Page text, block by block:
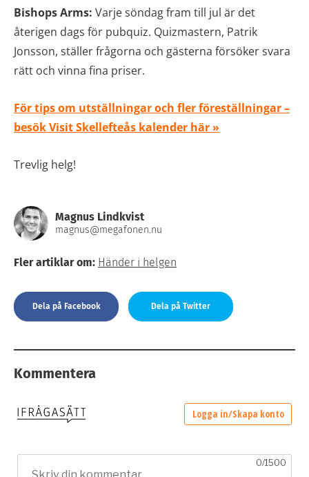
Bishops Arms: Varje söndag fram till jul är det
återigen dags för pubquiz. Quizmastern, Patrik
Jonsson, ställer frågorna och gästerna försöker svara
rätt och vinna fina priser.
För tips om utställningar och fler föreställningar –
besök Visit Skellefteås kalender här »
Trevlig helg!
Magnus Lindkvist
magnus@megafonen.nu
Fler artiklar om: Händer i helgen
Dela på Facebook Dela på Twitter
Kommentera